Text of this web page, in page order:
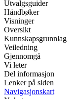
Utvalgsguider
Håndbøker
Visninger
Oversikt
Kunnskapsgrunnlag
Veiledning
Gjennomgå
Vi leter
Del informasjon
Lenker på siden
Navigasjonskart